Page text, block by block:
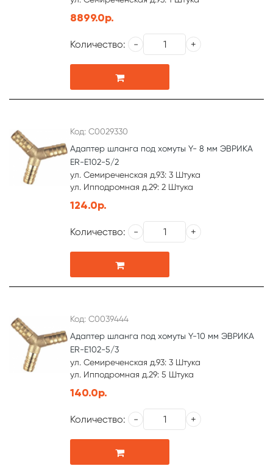
8899.0р.
Количество:
Код: С0029330
Адаптер шланга под хомуты Y- 8 мм ЭВРИКА
ER-E102-5/2
ул. Семиреченская д.93: 3 Штука
ул. Ипподромная д.29: 2 Штука
124.0р.
Количество:
Код: С0039444
Адаптер шланга под хомуты Y-10 мм ЭВРИКА
ER-E102-5/3
ул. Семиреченская д.93: 3 Штука
ул. Ипподромная д.29: 5 Штука
140.0р.
Количество: